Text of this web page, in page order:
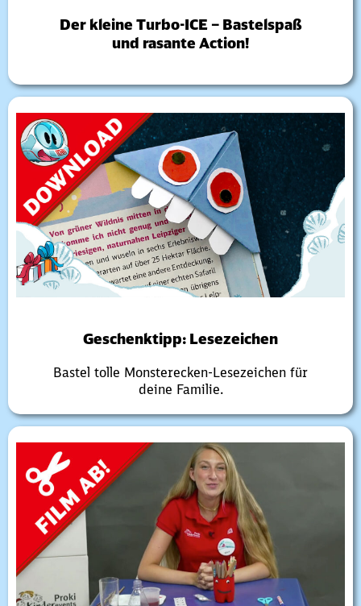
Der kleine Turbo-ICE – Bastelspaß
und rasante Action!
Geschenktipp: Lesezeichen
Bastel tolle Monsterecken-Lesezeichen für
deine Familie.